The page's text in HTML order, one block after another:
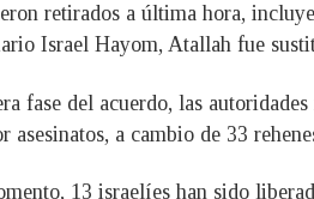
retirados a última hora,
Israel Hayom, Atallah fue
fase del acuerdo, las
asesinatos, a cambio de 33
13 israelíes han sido